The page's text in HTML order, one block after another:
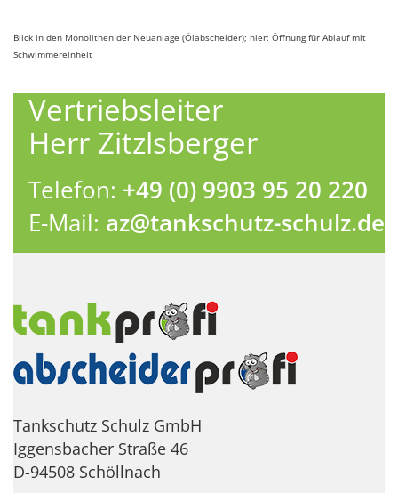
Blick in den Monolithen der Neuanlage (Ölabscheider); hier: Öffnung für Ablauf mit
Schwimmereinheit
Vertriebsleiter
Herr Zitzlsberger
Telefon: +49 (0) 9903 95 20 220
E-Mail: az@tankschutz-schulz.de
Tankschutz Schulz GmbH
Iggensbacher Straße 46
D-94508 Schöllnach